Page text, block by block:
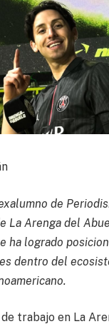
de
La Arenga del
ha logrado
dentro del
trabajo en La